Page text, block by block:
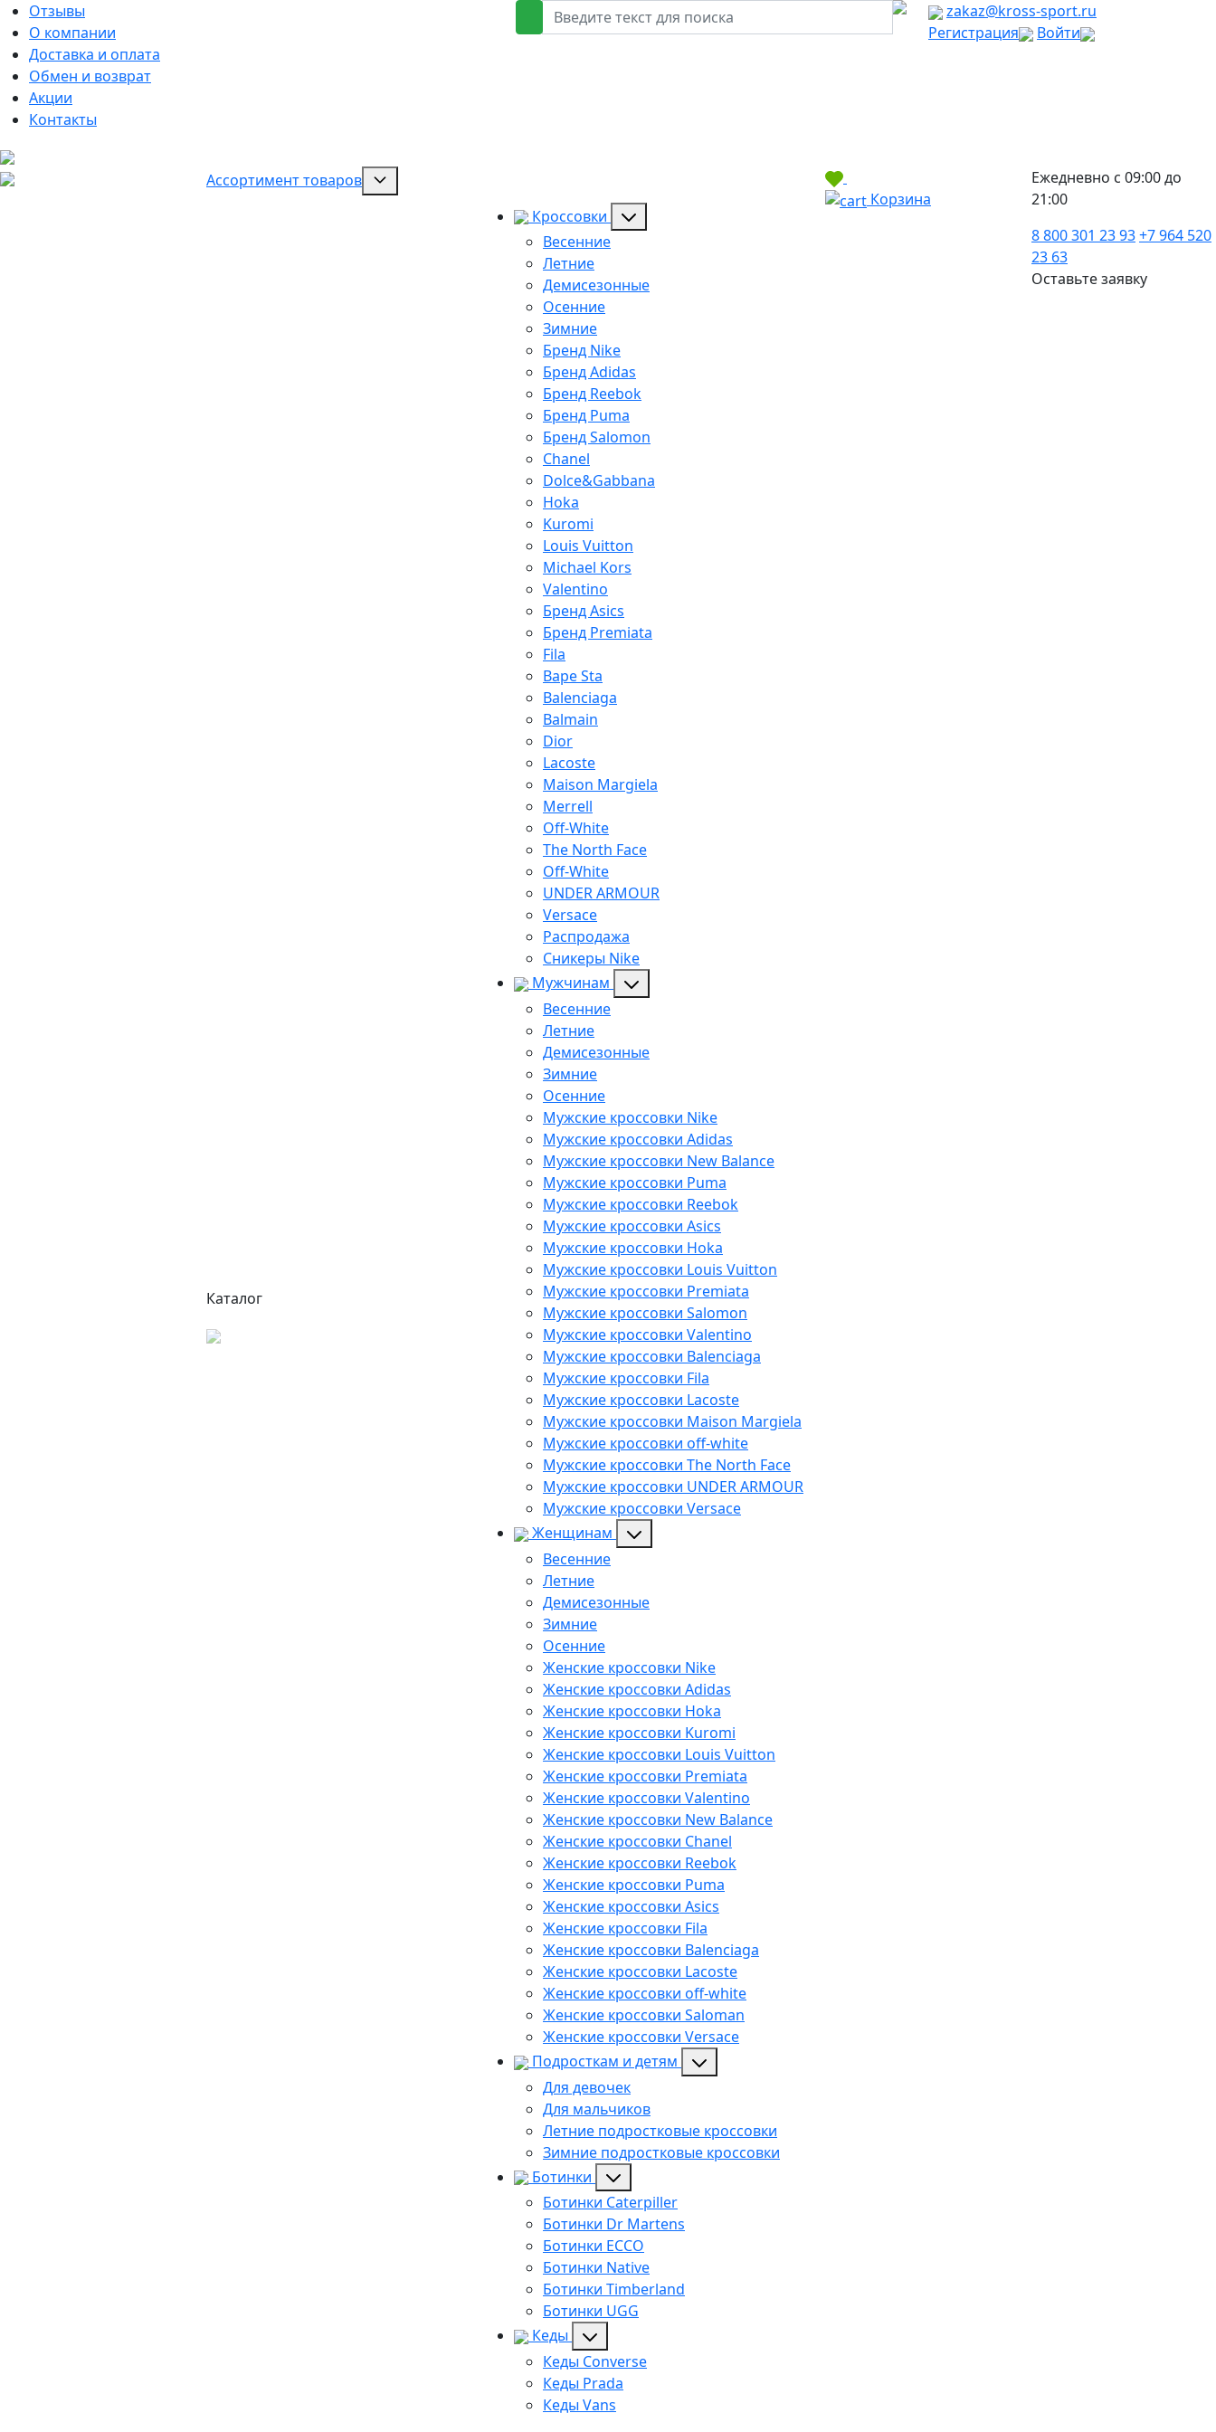
Отзывы
О компании
Доставка и оплата
Обмен и возврат
Акции
Контакты
zakaz@kross-sport.ru
Регистрация
Войти
Ассортимент товаров
Каталог
Кроссовки
Весенние
Летние
Демисезонные
Осенние
Зимние
Бренд Nike
Бренд Adidas
Бренд Reebok
Бренд Puma
Бренд Salomon
Chanel
Dolce&Gabbana
Hoka
Kuromi
Louis Vuitton
Michael Kors
Valentino
Бренд Asics
Бренд Premiata
Fila
Bape Sta
Balenciaga
Balmain
Dior
Lacoste
Maison Margiela
Merrell
Off-White
The North Face
Off-White
UNDER ARMOUR
Versace
Распродажа
Сникеры Nike
Мужчинам
Весенние
Летние
Демисезонные
Зимние
Осенние
Мужские кроссовки Nike
Мужские кроссовки Adidas
Мужские кроссовки New Balance
Мужские кроссовки Puma
Мужские кроссовки Reebok
Мужские кроссовки Asics
Мужские кроссовки Hoka
Мужские кроссовки Louis Vuitton
Мужские кроссовки Premiata
Мужские кроссовки Salomon
Мужские кроссовки Valentino
Мужские кроссовки Balenciaga
Мужские кроссовки Fila
Мужские кроссовки Lacoste
Мужские кроссовки Maison Margiela
Мужские кроссовки off-white
Мужские кроссовки The North Face
Мужские кроссовки UNDER ARMOUR
Мужские кроссовки Versace
Женщинам
Весенние
Летние
Демисезонные
Зимние
Осенние
Женские кроссовки Nike
Женские кроссовки Adidas
Женские кроссовки Hoka
Женские кроссовки Kuromi
Женские кроссовки Louis Vuitton
Женские кроссовки Premiata
Женские кроссовки Valentino
Женские кроссовки New Balance
Женские кроссовки Chanel
Женские кроссовки Reebok
Женские кроссовки Puma
Женские кроссовки Asics
Женские кроссовки Fila
Женские кроссовки Balenciaga
Женские кроссовки Lacoste
Женские кроссовки off-white
Женские кроссовки Saloman
Женские кроссовки Versace
Подросткам и детям
Для девочек
Для мальчиков
Летние подростковые кроссовки
Зимние подростковые кроссовки
Ботинки
Ботинки Caterpiller
Ботинки Dr Martens
Ботинки ECCO
Ботинки Native
Ботинки Timberland
Ботинки UGG
Кеды
Кеды Converse
Кеды Prada
Кеды Vans
Корзина
Ежедневно с 09:00 до
21:00
8 800 301 23 93+7 964 520
23 63
Оставьте заявку